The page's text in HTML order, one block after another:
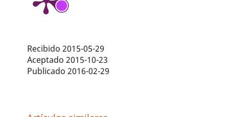
Recibido 2015-05-29
Aceptado 2015-10-23
Publicado 2016-02-29